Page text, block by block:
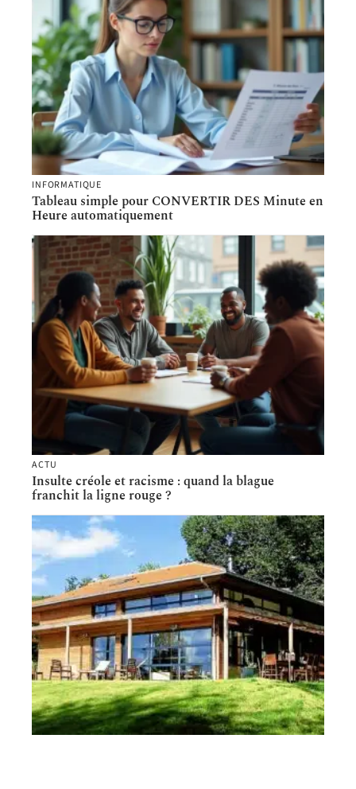
INFORMATIQUE
Tableau simple pour CONVERTIR DES Minute en
Heure automatiquement
ACTU
Insulte créole et racisme : quand la blague
franchit la ligne rouge ?